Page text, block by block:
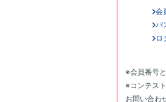
会
パ
ロ
※会員番号
※コンテス
お問い合わ